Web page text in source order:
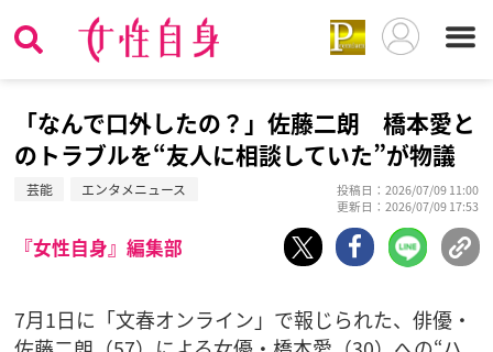
「なんで口外したの？」佐藤二朗 橋本愛と
のトラブルを“友人に相談していた”が物議
芸能 エンタメニュース
投稿日：2026/07/09 11:00
更新日：2026/07/09 17:53
『女性自身』編集部
7月1日に「文春オンライン」で報じられた、俳優・